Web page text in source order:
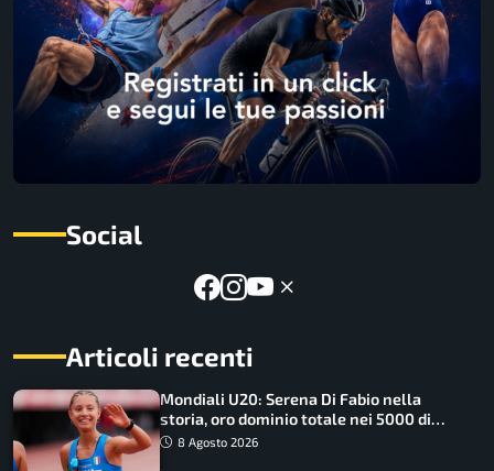
Social
Articoli recenti
Mondiali U20: Serena Di Fabio nella
storia, oro dominio totale nei 5000 di
marcia
8 Agosto 2026